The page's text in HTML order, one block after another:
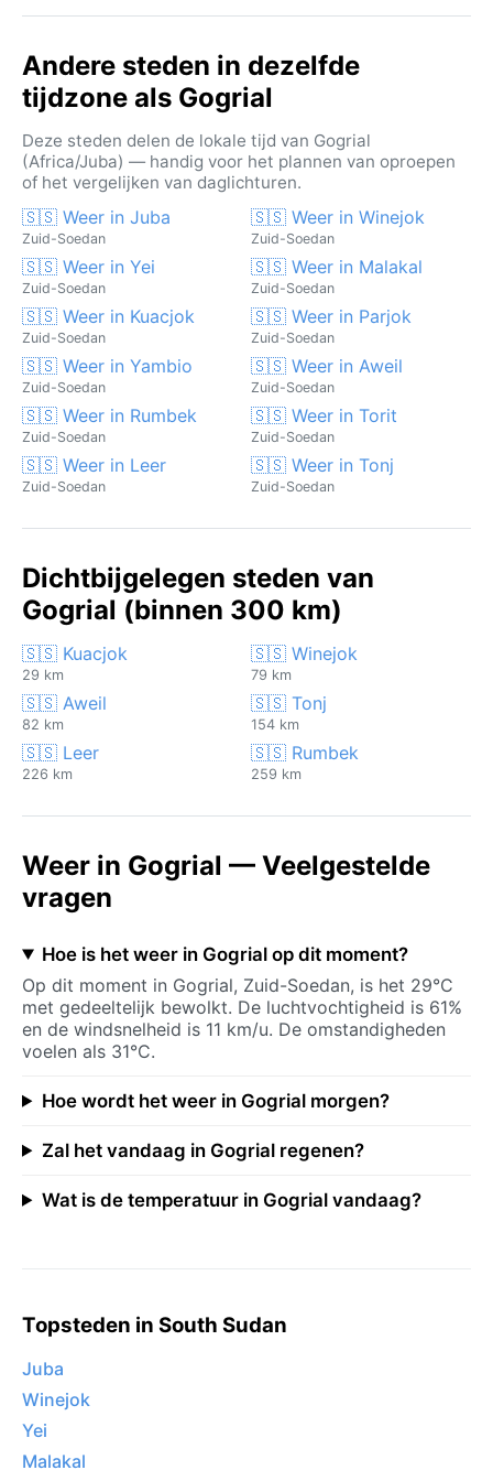
Andere steden in dezelfde
tijdzone als Gogrial
Deze steden delen de lokale tijd van Gogrial
(Africa/Juba) — handig voor het plannen van oproepen
of het vergelijken van daglichturen.
🇸🇸 Weer in Juba
Zuid-Soedan
🇸🇸 Weer in Winejok
Zuid-Soedan
🇸🇸 Weer in Yei
Zuid-Soedan
🇸🇸 Weer in Malakal
Zuid-Soedan
🇸🇸 Weer in Kuacjok
Zuid-Soedan
🇸🇸 Weer in Parjok
Zuid-Soedan
🇸🇸 Weer in Yambio
Zuid-Soedan
🇸🇸 Weer in Aweil
Zuid-Soedan
🇸🇸 Weer in Rumbek
Zuid-Soedan
🇸🇸 Weer in Torit
Zuid-Soedan
🇸🇸 Weer in Leer
Zuid-Soedan
🇸🇸 Weer in Tonj
Zuid-Soedan
Dichtbijgelegen steden van
Gogrial (binnen 300 km)
🇸🇸 Kuacjok
29 km
🇸🇸 Winejok
79 km
🇸🇸 Aweil
82 km
🇸🇸 Tonj
154 km
🇸🇸 Leer
226 km
🇸🇸 Rumbek
259 km
Weer in Gogrial — Veelgestelde
vragen
Hoe is het weer in Gogrial op dit moment?
Op dit moment in Gogrial, Zuid-Soedan, is het 29°C
met gedeeltelijk bewolkt. De luchtvochtigheid is 61%
en de windsnelheid is 11 km/u. De omstandigheden
voelen als 31°C.
Hoe wordt het weer in Gogrial morgen?
Zal het vandaag in Gogrial regenen?
Wat is de temperatuur in Gogrial vandaag?
Topsteden in South Sudan
Juba
Winejok
Yei
Malakal